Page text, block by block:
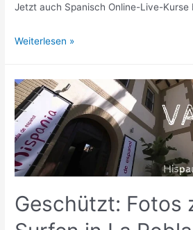
Jetzt auch Spanisch Online-Live-Kurse
Spanisch
Spanisch
lernen
Weiterlesen »
Geschützt: Fotos